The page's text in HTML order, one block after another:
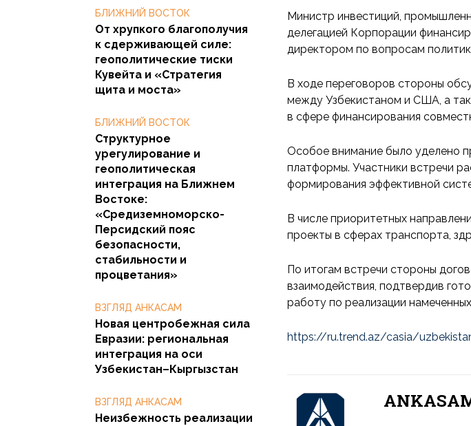
БЛИЖНИЙ ВОСТОК
От хрупкого благополучия
к сдерживающей силе:
геополитические тиски
Кувейта и «Стратегия
щита и моста»
БЛИЖНИЙ ВОСТОК
Структурное
урегулирование и
геополитическая
интеграция на Ближнем
Востоке:
«Средиземноморско-
Персидский пояс
безопасности,
стабильности и
процветания»
ВЗГЛЯД АНКАСАМ
Новая центробежная сила
Евразии: региональная
интеграция на оси
Узбекистан–Кыргызстан
ВЗГЛЯД АНКАСАМ
Неизбежность реализации
Министр инвестиций,
делегацией Корпорации
директором по вопросам
В ходе переговоров стороны
между Узбекистаном и США, а
в сфере финансирования
Особое внимание было уделено
платформы. Участники встречи
формирования эффективной
В числе приоритетных
проекты в сферах транспорта,
По итогам встречи стороны
взаимодействия, подтвердив
работу по реализации
https://ru.trend.az/casia/